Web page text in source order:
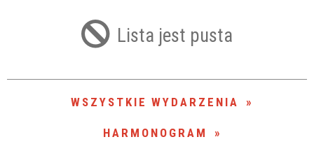
Lista jest pusta
WSZYSTKIE WYDARZENIA
HARMONOGRAM